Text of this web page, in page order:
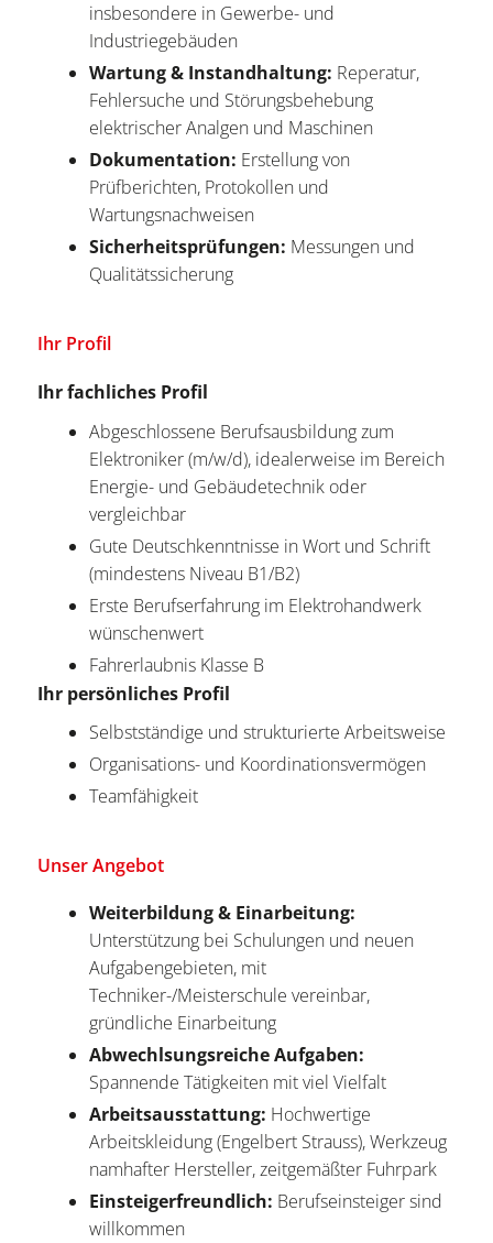
insbesondere in Gewerbe- und
Industriegebäuden
Wartung & Instandhaltung: Reperatur,
Fehlersuche und Störungsbehebung
elektrischer Analgen und Maschinen
Dokumentation: Erstellung von
Prüfberichten, Protokollen und
Wartungsnachweisen
Sicherheitsprüfungen: Messungen und
Qualitätssicherung
Ihr Profil
Ihr fachliches Profil
Abgeschlossene Berufsausbildung zum
Elektroniker (m/w/d), idealerweise im Bereich
Energie- und Gebäudetechnik oder
vergleichbar
Gute Deutschkenntnisse in Wort und Schrift
(mindestens Niveau B1/B2)
Erste Berufserfahrung im Elektrohandwerk
wünschenwert
Fahrerlaubnis Klasse B
Ihr persönliches Profil
Selbstständige und strukturierte Arbeitsweise
Organisations- und Koordinationsvermögen
Teamfähigkeit
Unser Angebot
Weiterbildung & Einarbeitung:
Unterstützung bei Schulungen und neuen
Aufgabengebieten, mit
Techniker-/Meisterschule vereinbar,
gründliche Einarbeitung
Abwechlsungsreiche Aufgaben:
Spannende Tätigkeiten mit viel Vielfalt
Arbeitsausstattung: Hochwertige
Arbeitskleidung (Engelbert Strauss), Werkzeug
namhafter Hersteller, zeitgemäßter Fuhrpark
Einsteigerfreundlich: Berufseinsteiger sind
willkommen